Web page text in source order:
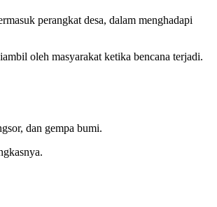
perangkat desa, dalam menghadapi
oleh masyarakat ketika bencana terjadi.
dan gempa bumi.